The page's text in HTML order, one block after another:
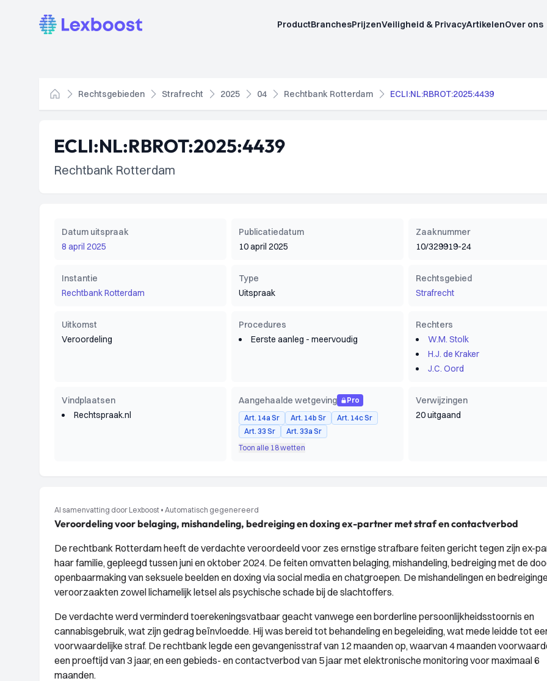
Lexboost ProductBranchesPrijzenVeiligheid & PrivacyArtikelenOver ons
Home
Rechtsgebieden Strafrecht 2025 04 Rechtbank Rotterdam ECLI:NL:RBROT:2025:4439
ECLI:NL:RBROT:2025:4439
Rechtbank Rotterdam
Datum uitspraak
8 april 2025
Publicatiedatum
10 april 2025
Zaaknummer
10/329919-24
Instantie
Rechtbank Rotterdam
Type
Uitspraak
Rechtsgebied
Strafrecht
Uitkomst
Veroordeling
Procedures
Eerste aanleg - meervoudig
Rechters
W.M. Stolk
H.J. de Kraker
J.C. Oord
Vindplaatsen
Rechtspraak.nl
Aangehaalde wetgeving
Pro
Art. 14a Sr
Art. 14b Sr
Art. 14c Sr
Art. 33 Sr
Art. 33a Sr
Toon alle 18 wetten
Verwijzingen
20 uitgaand
AI samenvatting door Lexboost • Automatisch gegenereerd
Veroordeling voor belaging, mishandeling, bedreiging en doxing ex-partner met straf en contactverbod
De rechtbank Rotterdam heeft de verdachte veroordeeld voor zes ernstige strafbare feiten gericht tegen zijn ex-
haar familie, gepleegd tussen juni en oktober 2024. De feiten omvatten belaging, mishandeling, bedreiging met de
openbaarmaking van seksuele beelden en doxing via social media en chatgroepen. De mishandelingen en
veroorzaakten zowel lichamelijk letsel als psychische schade bij de slachtoffers.
De verdachte werd verminderd toerekeningsvatbaar geacht vanwege een borderline persoonlijkheidsstoornis en
cannabisgebruik, wat zijn gedrag beïnvloedde. Hij was bereid tot behandeling en begeleiding, wat mede leidde tot
voorwaardelijke straf. De rechtbank legde een gevangenisstraf van 12 maanden op, waarvan 4 maanden
een proeftijd van 3 jaar, en een gebieds- en contactverbod van 5 jaar met elektronische monitoring voor maximaal 6
maanden.